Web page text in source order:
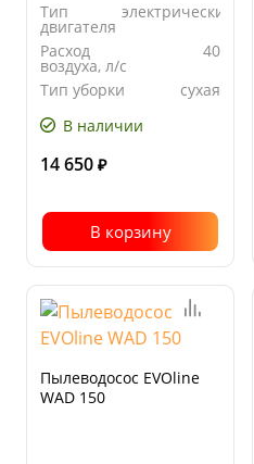
Тип
двигателя
электрический
Расход
воздуха, л/с
40
Тип уборки
сухая
В наличии
14 650 ₽
В корзину
Пылеводосос EVOline
WAD 150